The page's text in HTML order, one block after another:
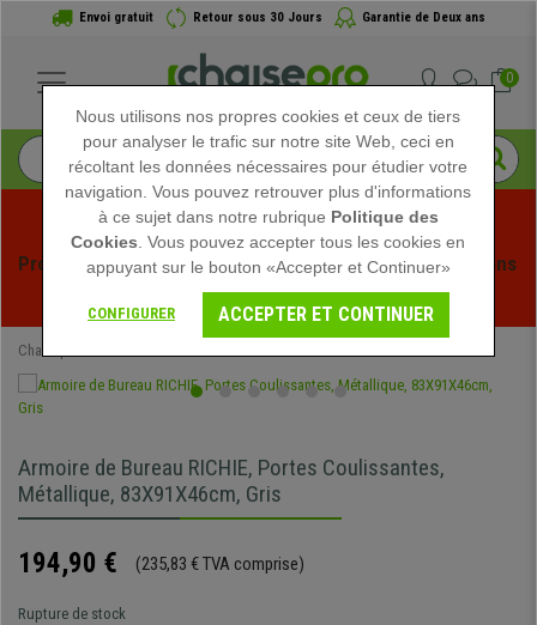
Envoi gratuit Retour sous 30 Jours Garantie de Deux ans
0
Profitez des soldes d'été chez Chaisepro ! Des réductions
exclusives pour une durée limitée - Voir l'offre
Chaisepro
Armoire de Bureau RICHIE, Portes Coulissantes,
Métallique, 83X91X46cm, Gris
194,90 € (235,83 € TVA comprise)
Rupture de stock
Nous utilisons nos propres cookies et ceux de tiers
pour analyser le trafic sur notre site Web, ceci en
récoltant les données nécessaires pour étudier votre
navigation. Vous pouvez retrouver plus d'informations
à ce sujet dans notre rubrique Politique des
Cookies . Vous pouvez accepter tous les cookies en
appuyant sur le bouton «Accepter et Continuer»
CONFIGURER ACCEPTER ET CONTINUER